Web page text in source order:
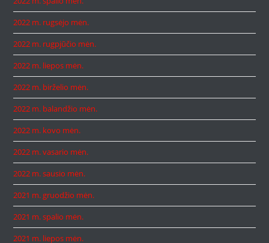
2022 m. rugsėjo mėn.
2022 m. rugpjūčio mėn.
2022 m. liepos mėn.
2022 m. birželio mėn.
2022 m. balandžio mėn.
2022 m. kovo mėn.
2022 m. vasario mėn.
2022 m. sausio mėn.
2021 m. gruodžio mėn.
2021 m. spalio mėn.
2021 m. liepos mėn.